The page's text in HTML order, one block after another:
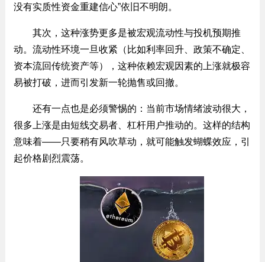
没有实质性资金重建信心”依旧不明朗。
其次，这种涨势更多是被宏观流动性与投机预期推
动。流动性环境一旦收紧（比如利率回升、政策不确定、
资本流回传统资产等），这种依赖宏观因素的上涨就极容
易被打破，进而引发新一轮抛售或回撤。
还有一点也是必须警惕的：当前市场情绪波动很大，
很多上涨是由短线交易者、杠杆用户推动的。这样的结构
意味着——只要稍有风吹草动，就可能触发蝴蝶效应，引
起价格剧烈震荡。